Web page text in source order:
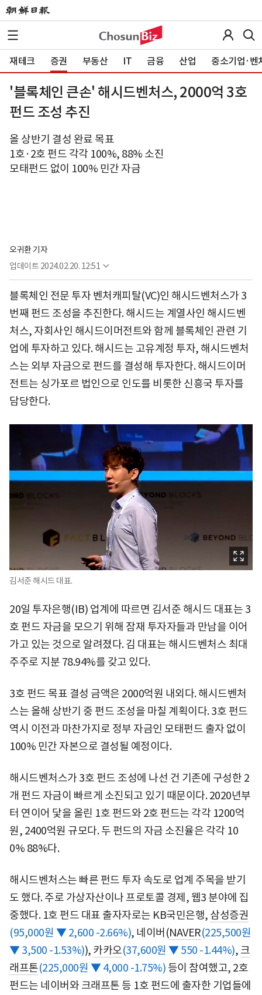
재테크 증권 부동산 IT 금융 산업 중소기업·벤
'블록체인 큰손' 해시드벤처스, 2000억 3호
펀드 조성 추진
올 상반기 결성 완료 목표
1호·2호 펀드 각각 100%, 88% 소진
모태펀드 없이 100% 민간 자금
오귀환 기자
업데이트 2024.02.20. 12:51
블록체인 전문 투자 벤처캐피탈(VC)인 해시드벤처스가 3
번째 펀드 조성을 추진한다. 해시드는 계열사인 해시드벤
처스, 자회사인 해시드이머전트와 함께 블록체인 관련 기
업에 투자하고 있다. 해시드는 고유계정 투자, 해시드벤처
스는 외부 자금으로 펀드를 결성해 투자한다. 해시드이머
전트는 싱가포르 법인으로 인도를 비롯한 신흥국 투자를
담당한다.
김서준 해시드 대표.
20일 투자은행(IB) 업계에 따르면 김서준 해시드 대표는 3
호 펀드 자금을 모으기 위해 잠재 투자자들과 만남을 이어
가고 있는 것으로 알려졌다. 김 대표는 해시드벤처스 최대
주주로 지분 78.94%를 갖고 있다.
3호 펀드 목표 결성 금액은 2000억원 내외다. 해시드벤처
스는 올해 상반기 중 펀드 조성을 마칠 계획이다. 3호 펀드
역시 이전과 마찬가지로 정부 자금인 모태펀드 출자 없이
100% 민간 자본으로 결성될 예정이다.
해시드벤처스가 3호 펀드 조성에 나선 건 기존에 구성한 2
개 펀드 자금이 빠르게 소진되고 있기 때문이다. 2020년부
터 연이어 닻을 올린 1호 펀드와 2호 펀드는 각각 1200억
원, 2400억원 규모다. 두 펀드의 자금 소진율은 각각 10
0% 88%다.
해시드벤처스는 빠른 펀드 투자 속도로 업계 주목을 받기
도 했다. 주로 가상자산이나 프로토콜 경제, 웹3 분야에 집
중했다. 1호 펀드 대표 출자자로는 KB국민은행, 삼성증권
(95,000원 ▼ 2,600 -2.66%), 네이버(NAVER(225,500원
▼ 3,500 -1.53%)), 카카오(37,600원 ▼ 550 -1.44%), 크
래프톤(225,000원 ▼ 4,000 -1.75%) 등이 참여했고, 2호
펀드는 네이버와 크래프톤 등 1호 펀드에 출자한 기업들에